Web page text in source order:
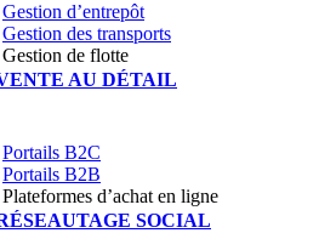
Gestion d’entrepôt
Gestion des transports
Gestion de flotte
AU DÉTAIL
Portails B2C
Portails B2B
Plateformes d’achat en ligne
SOCIAL